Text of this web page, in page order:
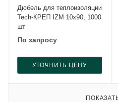
Дюбель для теплоизоляции
Tech-КРЕП IZM 10x90, 1000
шт
По запросу
УТОЧНИТЬ ЦЕНУ